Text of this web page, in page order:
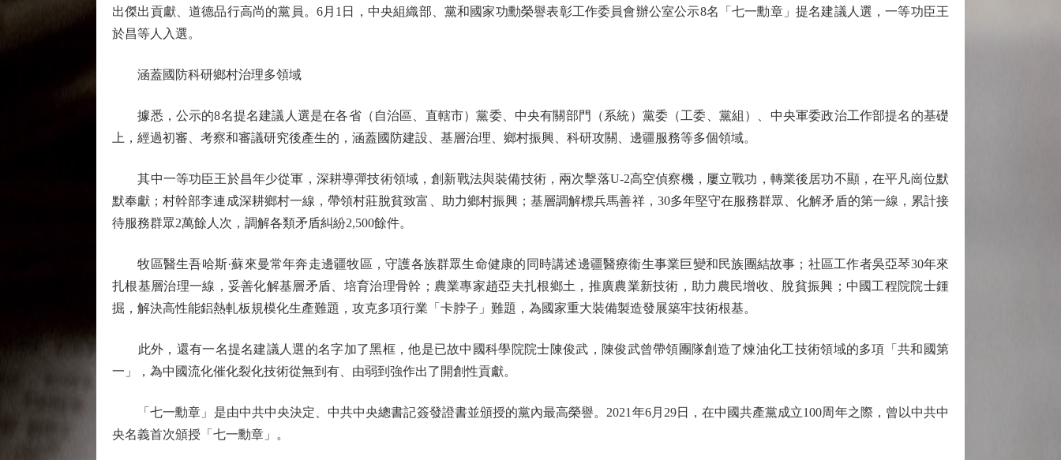
出傑出貢獻、道德品行高尚的黨員。6月1日，中央組織部、黨和國家功勳榮譽表彰工作委員會辦公室公示8名「七一勳章」提名建議人選，一等功臣王
於昌等人入選。
涵蓋國防科研鄉村治理多領域
據悉，公示的8名提名建議人選是在各省（自治區、直轄市）黨委、中央有關部門（系統）黨委（工委、黨組）、中央軍委政治工作部提名的基礎
上，經過初審、考察和審議研究後產生的，涵蓋國防建設、基層治理、鄉村振興、科研攻關、邊疆服務等多個領域。
其中一等功臣王於昌年少從軍，深耕導彈技術領域，創新戰法與裝備技術，兩次擊落U-2高空偵察機，屢立戰功，轉業後居功不顯，在平凡崗位默
默奉獻；村幹部李連成深耕鄉村一線，帶領村莊脫貧致富、助力鄉村振興；基層調解標兵馬善祥，30多年堅守在服務群眾、化解矛盾的第一線，累計接
待服務群眾2萬餘人次，調解各類矛盾糾紛2,500餘件。
牧區醫生吾哈斯·蘇來曼常年奔走邊疆牧區，守護各族群眾生命健康的同時講述邊疆醫療衞生事業巨變和民族團結故事；社區工作者吳亞琴30年來
扎根基層治理一線，妥善化解基層矛盾、培育治理骨幹；農業專家趙亞夫扎根鄉土，推廣農業新技術，助力農民增收、脫貧振興；中國工程院院士鍾
掘，解決高性能鋁熱軋板規模化生產難題，攻克多項行業「卡脖子」難題，為國家重大裝備製造發展築牢技術根基。
此外，還有一名提名建議人選的名字加了黑框，他是已故中國科學院院士陳俊武，陳俊武曾帶領團隊創造了煉油化工技術領域的多項「共和國第
一」，為中國流化催化裂化技術從無到有、由弱到強作出了開創性貢獻。
「七一勳章」是由中共中央決定、中共中央總書記簽發證書並頒授的黨內最高榮譽。2021年6月29日，在中國共產黨成立100周年之際，曾以中共中
央名義首次頒授「七一勳章」。